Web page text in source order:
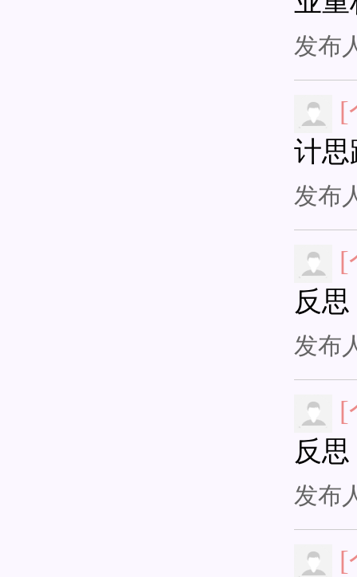
发布
[
计思
发布
[
反思
发布
[
反思
发布
[